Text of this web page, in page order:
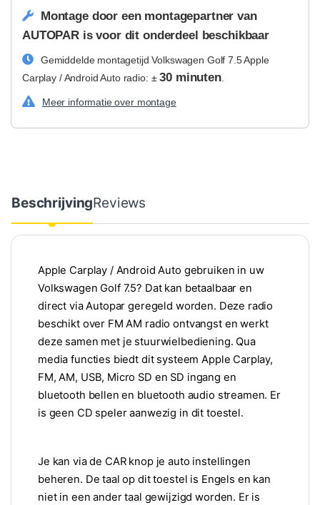
Montage door een montagepartner van
AUTOPAR is voor dit onderdeel beschikbaar
Gemiddelde montagetijd Volkswagen Golf 7.5 Apple
Carplay / Android Auto radio: ±30 minuten.
Meer informatie over montage
BeschrijvingReviews
Apple Carplay / Android Auto gebruiken in uw
Volkswagen Golf 7.5? Dat kan betaalbaar en
direct via Autopar geregeld worden. Deze radio
beschikt over FM AM radio ontvangst en werkt
deze samen met je stuurwielbediening. Qua
media functies biedt dit systeem Apple Carplay,
FM, AM, USB, Micro SD en SD ingang en
bluetooth bellen en bluetooth audio streamen. Er
is geen CD speler aanwezig in dit toestel.
Je kan via de CAR knop je auto instellingen
beheren. De taal op dit toestel is Engels en kan
niet in een ander taal gewijzigd worden. Er is